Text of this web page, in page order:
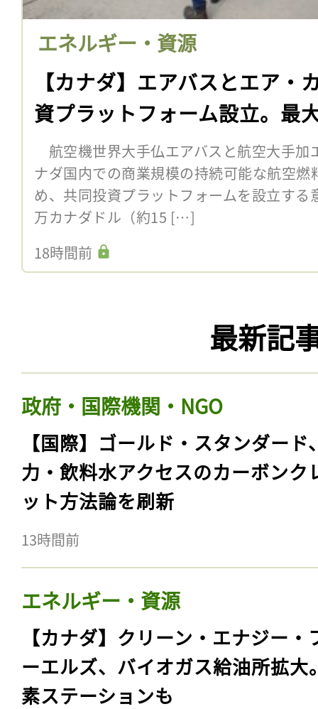
エネルギー・資源
【カナダ】エアバスとエア・
資プラットフォーム設立。最
航空機世界大手仏エアバスと航空大手加
ナダ国内での商業規模の持続可能な航空燃
め、共同投資プラットフォームを設立す
万カナダドル（約15 […]
18時間前
最新記
政府・国際機関・NGO
【国際】ゴールド・スタンダード
力・飲料水アクセスのカーボンク
ット方法論を刷新
13時間前
エネルギー・資源
【カナダ】クリーン・エナジー・
ーエルズ、バイオガス給油所拡大
素ステーションも